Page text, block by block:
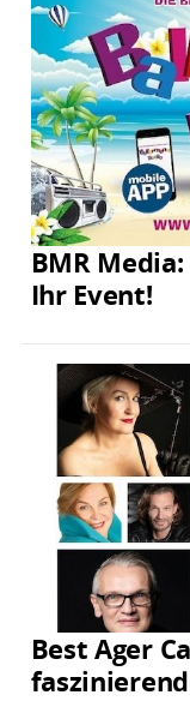
BMR
Ihr Event!
Best Ager